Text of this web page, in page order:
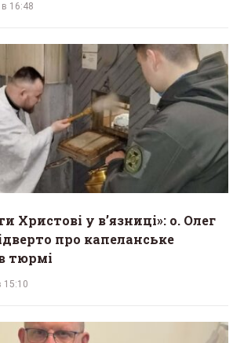
16:48
Христові у вʼязниці»: о. Олег
про капеланське
тюрмі
15:10